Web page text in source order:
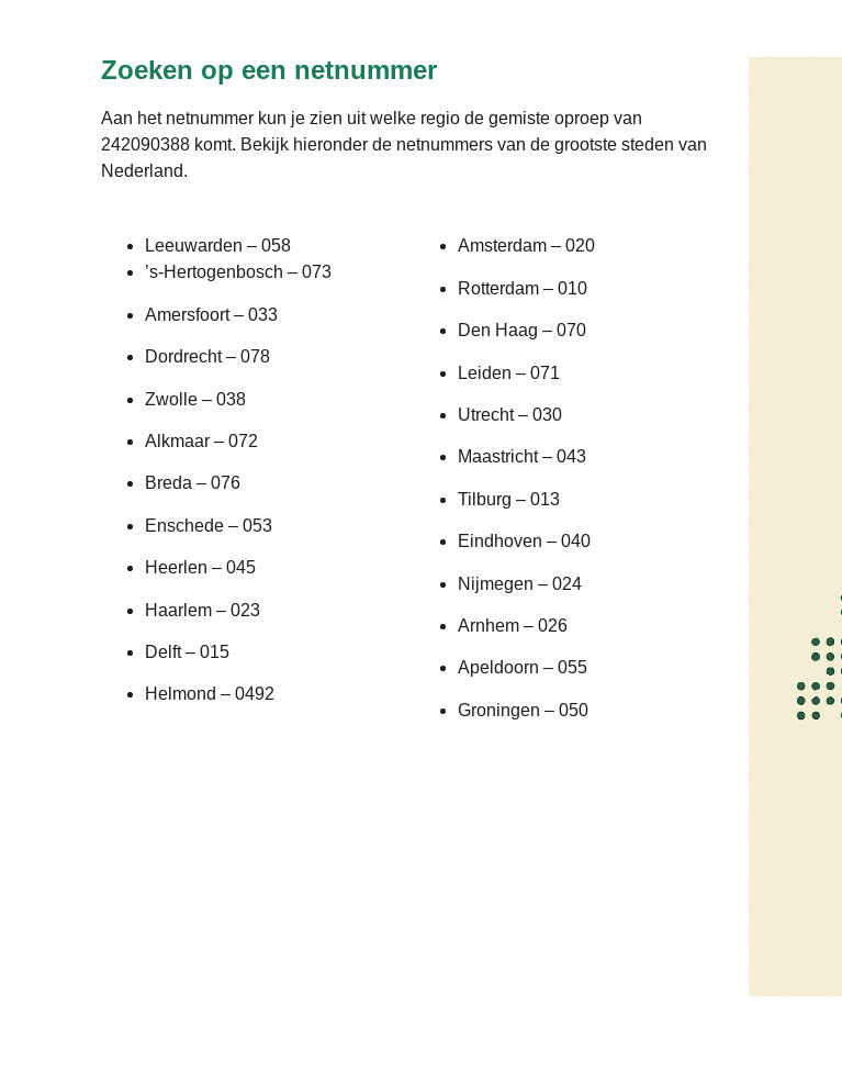
Zoeken op een netnummer
Aan het netnummer kun je zien uit welke regio de gemiste oproep van
242090388 komt. Bekijk hieronder de netnummers van de grootste steden van
Nederland.
Leeuwarden – 058
’s-Hertogenbosch – 073
Amersfoort – 033
Dordrecht – 078
Zwolle – 038
Alkmaar – 072
Breda – 076
Enschede – 053
Heerlen – 045
Haarlem – 023
Delft – 015
Helmond – 0492
Amsterdam – 020
Rotterdam – 010
Den Haag – 070
Leiden – 071
Utrecht – 030
Maastricht – 043
Tilburg – 013
Eindhoven – 040
Nijmegen – 024
Arnhem – 026
Apeldoorn – 055
Groningen – 050